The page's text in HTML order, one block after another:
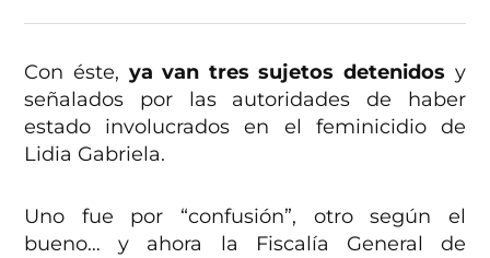
Con éste, ya van tres sujetos detenidos y
señalados por las autoridades de haber
estado involucrados en el feminicidio de
Lidia Gabriela.
Uno fue por “confusión”, otro según el
bueno… y ahora la Fiscalía General de